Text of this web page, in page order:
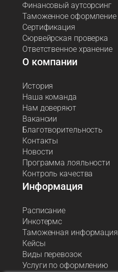
Финансовый аутсорсинг
Таможенное оформление
Сертификация
Сюрвейрская проверка
Ответственное хранение
О компании
История
Наша команда
Нам доверяют
Вакансии
Благотворительность
Контакты
Новости
Программа лояльности
Контроль качества
Информация
Расписание
Инкотермс
Таможенная информация
Кейсы
Виды перевозок
Услуги по оформлению